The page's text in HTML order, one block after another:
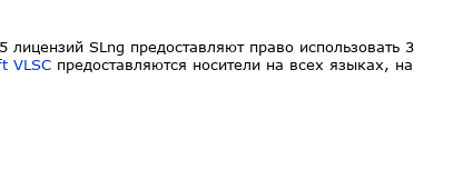
SLng предоставляют право использовать 3
VLSC предоставляются носители на всех языках, на